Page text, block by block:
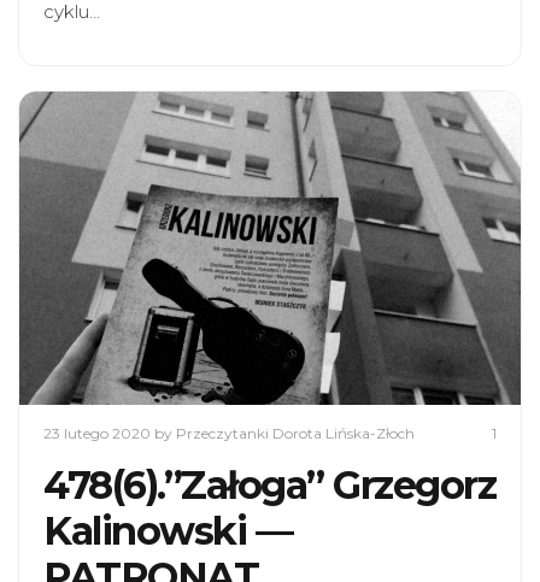
cyklu…
23 lutego 2020 by Przeczytanki Dorota Lińska-Złoch 1
478(6).”Załoga” Grzegorz
Kalinowski —